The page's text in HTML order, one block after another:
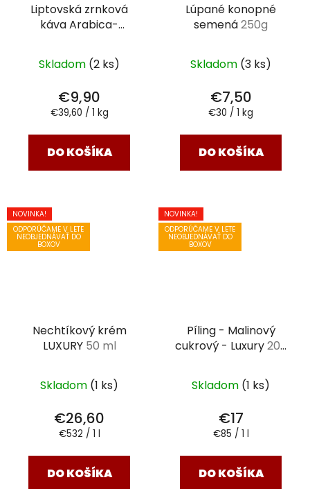
Liptovská zrnková
káva Arabica-
Skladom (2 ks)
€9,90
Jednotková
€39,60 / 1 kg
DO KOŠÍKA
Lúpané konopné
semená250g
Skladom (3 ks)
€7,50
Jednotková
€30 / 1 kg
DO KOŠÍKA
NOVINKA!
ODPORÚČAME V LETE
NEOBJEDNÁVAŤ DO
BOXOV
Nechtíkový krém
LUXURY 50 ml
Skladom (1 ks)
€26,60
Jednotková
€532 / 1 l
DO KOŠÍKA
NOVINKA!
ODPORÚČAME V LETE
NEOBJEDNÁVAŤ DO
BOXOV
Píling - Malinový
cukrový - Luxury200
Skladom (1 ks)
€17
Jednotková
€85 / 1 l
DO KOŠÍKA